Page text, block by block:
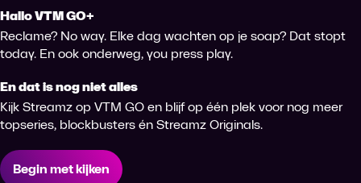
Hallo VTM GO+
Reclame? No way. Elke dag wachten op je soap? Dat stopt
today. En ook onderweg, you press play.
En dat is nog niet alles
Kijk Streamz op VTM GO en blijf op één plek voor nog meer
topseries, blockbusters én Streamz Originals.
Begin met kijken